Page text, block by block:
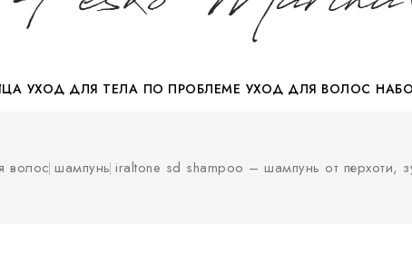
УХОД ДЛЯ ТЕЛА ПО ПРОБЛЕМЕ УХОД ДЛЯ ВОЛОС
волос шампунь iraltone sd shampoo – шампунь от перхоти,